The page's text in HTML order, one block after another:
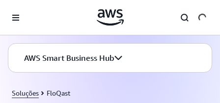
Pular para o conteúdo principal
AWS Smart Business Hub
Soluções FloQast